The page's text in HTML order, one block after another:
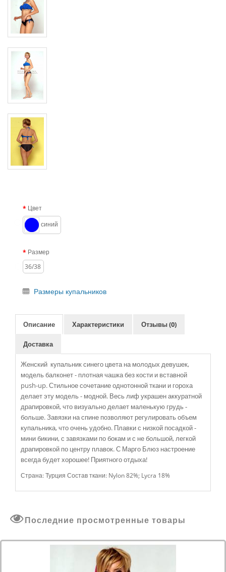
Цвет
синий
Размер
36/38
Размеры купальников
Описание Характеристики Отзывы (0)
Доставка
Женский купальник синего цвета на молодых девушек,
модель балконет - плотная чашка без кости и вставной
push-up. Стильное сочетание однотонной ткани и гороха
делает эту модель - модной. Весь лиф украшен аккуратной
драпировкой, что визуально делает маленькую грудь -
больше. Завязки на спине позволяют регулировать объем
купальника, что очень удобно. Плавки с низкой посадкой -
мини бикини, с завязками по бокам и с не большой, легкой
драпировкой по центру плавок. С Марго Блюз настроение
всегда будет хорошее! Приятного отдыха!
Страна: Турция Состав ткани: Nylon 82%; Lycra 18%
Последние просмотренные товары